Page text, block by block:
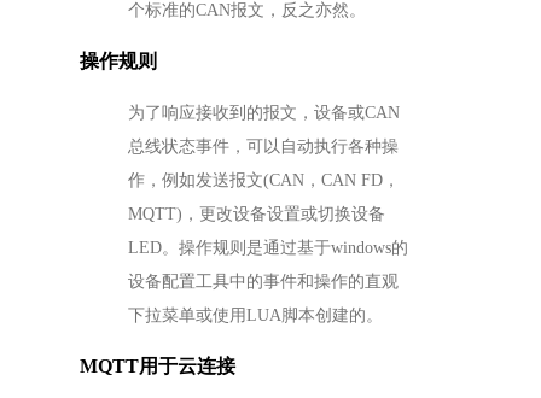
个标准的CAN报文，反之亦然。
操作规则
为了响应接收到的报文，设备或CAN
总线状态事件，可以自动执行各种操
作，例如发送报文(CAN，CAN FD，
MQTT)，更改设备设置或切换设备
LED。操作规则是通过基于windows的
设备配置工具中的事件和操作的直观
下拉菜单或使用LUA脚本创建的。
MQTT用于云连接